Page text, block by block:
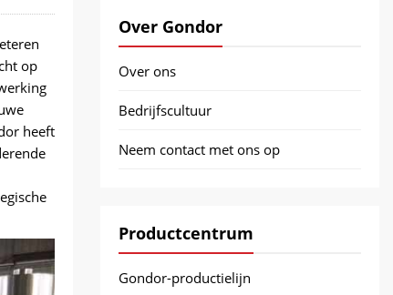
op
heeft
Over Gondor
Over ons
Bedrijfscultuur
Neem contact met ons op
Productcentrum
Gondor-productielijn